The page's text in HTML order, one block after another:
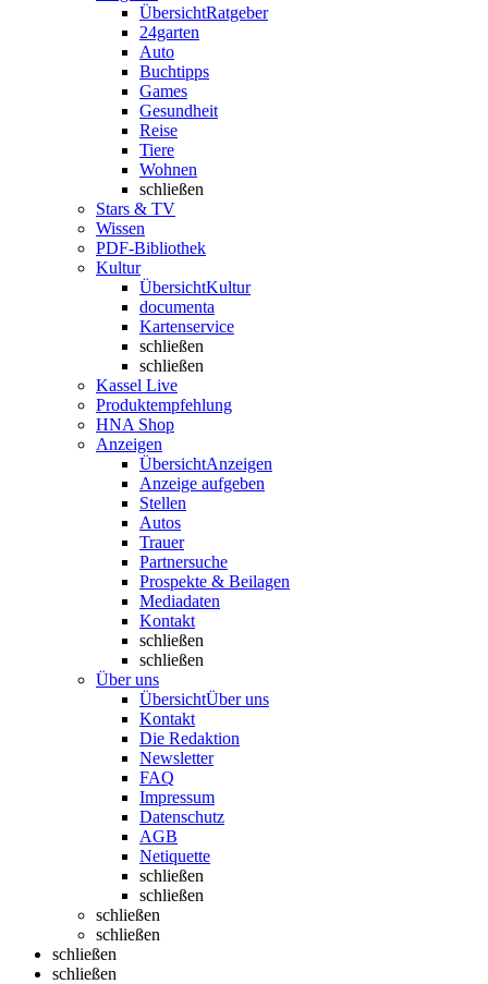
ÜbersichtRatgeber
24garten
Auto
Buchtipps
Games
Gesundheit
Reise
Tiere
Wohnen
schließen
Stars & TV
Wissen
PDF-Bibliothek
Kultur
ÜbersichtKultur
documenta
Kartenservice
schließen
schließen
Kassel Live
Produktempfehlung
HNA Shop
Anzeigen
ÜbersichtAnzeigen
Anzeige aufgeben
Stellen
Autos
Trauer
Partnersuche
Prospekte & Beilagen
Mediadaten
Kontakt
schließen
schließen
Über uns
ÜbersichtÜber uns
Kontakt
Die Redaktion
Newsletter
FAQ
Impressum
Datenschutz
AGB
Netiquette
schließen
schließen
schließen
schließen
schließen
schließen